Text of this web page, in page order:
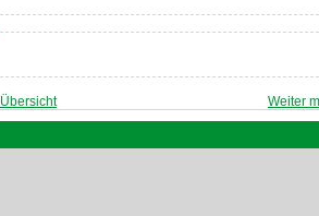
Übersicht Weiter